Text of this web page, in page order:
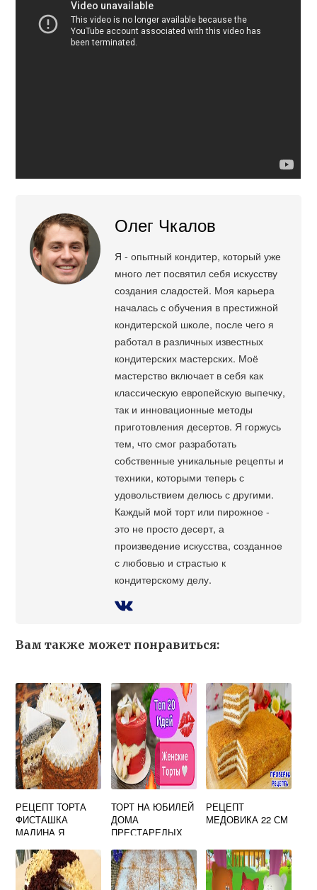
Олег Чкалов
Я - опытный кондитер, который уже
много лет посвятил себя искусству
создания сладостей. Моя карьера
началась с обучения в престижной
кондитерской школе, после чего я
работал в различных известных
кондитерских мастерских. Моё
мастерство включает в себя как
классическую европейскую выпечку,
так и инновационные методы
приготовления десертов. Я горжусь
тем, что смог разработать
собственные уникальные рецепты и
техники, которыми теперь с
удовольствием делюсь с другими.
Каждый мой торт или пирожное -
это не просто десерт, а
произведение искусства, созданное
с любовью и страстью к
кондитерскому делу.
Вам также может понравиться:
РЕЦЕПТ ТОРТА
ФИСТАШКА
МАЛИНА Я
ТОРТ НА ЮБИЛЕЙ
ДОМА
ПРЕСТАРЕЛЫХ
РЕЦЕПТ
МЕДОВИКА 22 СМ